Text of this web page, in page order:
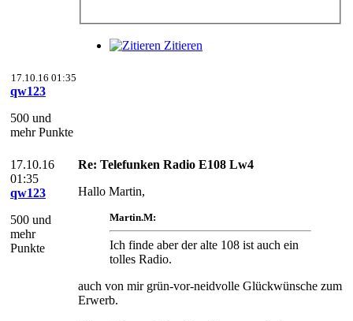
Zitieren
17.10.16 01:35
qw123
500 und
mehr Punkte
17.10.16
01:35
qw123
500 und
mehr
Punkte
Re: Telefunken Radio E108 Lw4
Hallo Martin,
Martin.M:
Ich finde aber der alte 108 ist auch ein
tolles Radio.
auch von mir grün-vor-neidvolle Glückwünsche zum
Erwerb.